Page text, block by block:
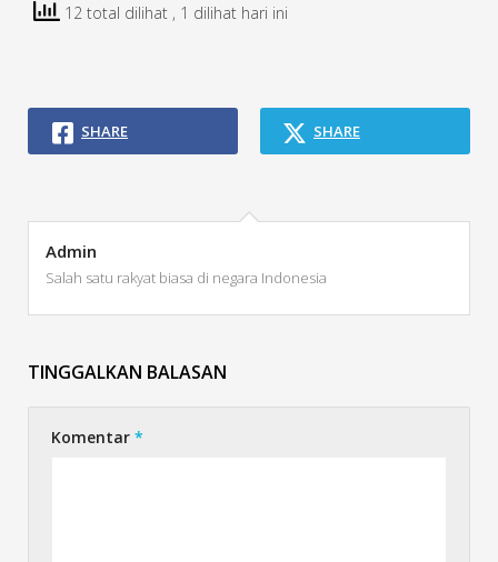
12 total dilihat , 1 dilihat hari ini
SHARE SHARE
Admin
Salah satu rakyat biasa di negara Indonesia
TINGGALKAN BALASAN
Komentar *